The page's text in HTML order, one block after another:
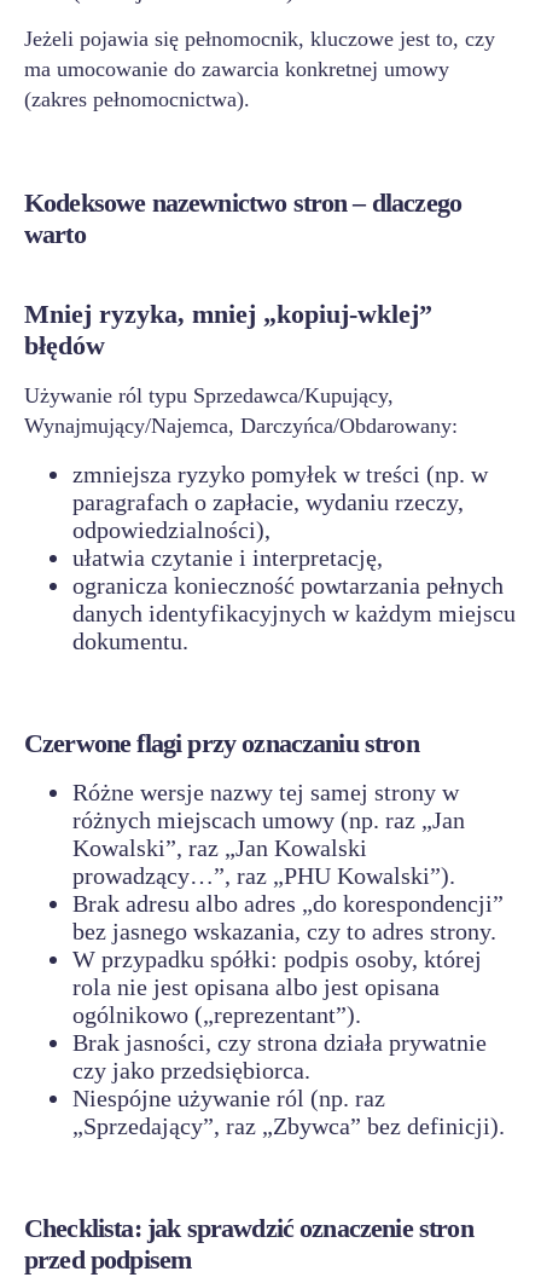
Jeżeli pojawia się pełnomocnik, kluczowe jest to, czy
ma umocowanie do zawarcia konkretnej umowy
(zakres pełnomocnictwa).
Kodeksowe nazewnictwo stron – dlaczego
warto
Mniej ryzyka, mniej „kopiuj-wklej”
błędów
Używanie ról typu Sprzedawca/Kupujący,
Wynajmujący/Najemca, Darczyńca/Obdarowany:
zmniejsza ryzyko pomyłek w treści (np. w
paragrafach o zapłacie, wydaniu rzeczy,
odpowiedzialności),
ułatwia czytanie i interpretację,
ogranicza konieczność powtarzania pełnych
danych identyfikacyjnych w każdym miejscu
dokumentu.
Czerwone flagi przy oznaczaniu stron
Różne wersje nazwy tej samej strony w
różnych miejscach umowy (np. raz „Jan
Kowalski”, raz „Jan Kowalski
prowadzący…”, raz „PHU Kowalski”).
Brak adresu albo adres „do korespondencji”
bez jasnego wskazania, czy to adres strony.
W przypadku spółki: podpis osoby, której
rola nie jest opisana albo jest opisana
ogólnikowo („reprezentant”).
Brak jasności, czy strona działa prywatnie
czy jako przedsiębiorca.
Niespójne używanie ról (np. raz
„Sprzedający”, raz „Zbywca” bez definicji).
Checklista: jak sprawdzić oznaczenie stron
przed podpisem